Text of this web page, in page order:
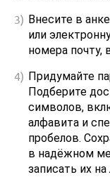
Внесите в
или
номера почту,
Придумайте
Подберите
символов,
алфавита и
пробелов.
в надёжном
записать их